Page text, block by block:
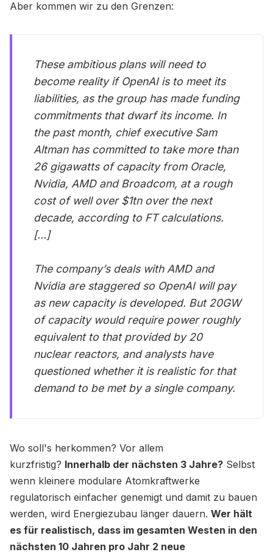
Aber kommen wir zu den Grenzen:
These ambitious plans will need to
become reality if OpenAI is to meet its
liabilities, as the group has made funding
commitments that dwarf its income. In
the past month, chief executive Sam
Altman has committed to take more than
26 gigawatts of capacity from Oracle,
Nvidia, AMD and Broadcom, at a rough
cost of well over $1tn over the next
decade, according to FT calculations.
[...]
The company’s deals with AMD and
Nvidia are staggered so OpenAI will pay
as new capacity is developed. But 20GW
of capacity would require power roughly
equivalent to that provided by 20
nuclear reactors, and analysts have
questioned whether it is realistic for that
demand to be met by a single company.
Wo soll's herkommen? Vor allem
kurzfristig? Innerhalb der nächsten 3 Jahre? Selbst
wenn kleinere modulare Atomkraftwerke
regulatorisch einfacher genemigt und damit zu bauen
werden, wird Energiezubau länger dauern. Wer hält
es für realistisch, dass im gesamten Westen in den
nächsten 10 Jahren pro Jahr 2 neue